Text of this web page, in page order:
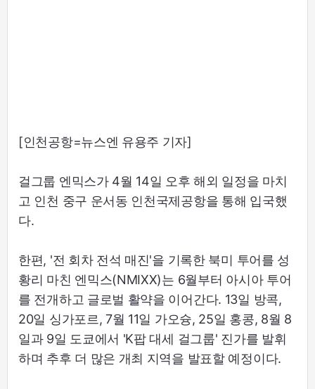
[인천공항=뉴스엔 유용주 기자]
걸그룹 엔믹스가 4월 14일 오후 해외 일정을 마치
고 인천 중구 운서동 인천국제공항을 통해 입국했
다.
한편, '전 회차 전석 매진'을 기록한 북미 투어를 성
황리 마친 엔믹스(NMIXX)는 6월부터 아시아 투어
를 전개하고 글로벌 활약을 이어간다. 13일 방콕,
20일 싱가포르, 7월 11일 가오슝, 25일 홍콩, 8월 8
일과 9일 도쿄에서 'K팝 대세 걸그룹' 진가를 발휘
하며 추후 더 많은 개최 지역을 발표할 예정이다.